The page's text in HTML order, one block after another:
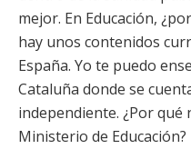
mejor. En Educación,
hay unos contenidos
España. Yo te puedo
Cataluña donde se
independiente. ¿Por qué
Ministerio de